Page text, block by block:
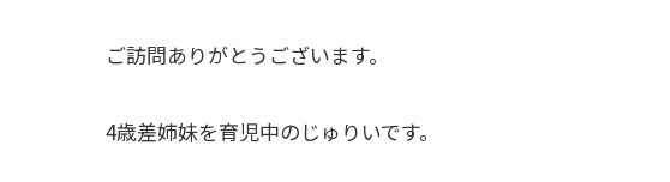
ご訪問ありがとうございます。
4歳差姉妹を育児中のじゅりいです。